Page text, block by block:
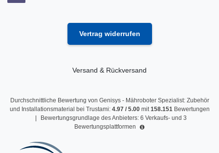
Vertrag widerrufen
Versand & Rückversand
Durchschnittliche Bewertung von Genisys - Mähroboter Spezialist: Zubehör
und Installationsmaterial bei Trustami: 4.97/ 5.00mit158.151 Bewertungen
|
Bewertungsgrundlage des Anbieters: 6 Verkaufs- und 3
Bewertungsplattformen